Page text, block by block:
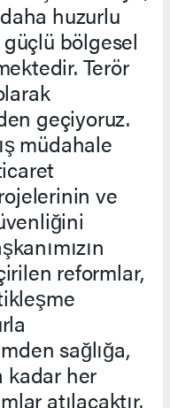
huzurlu
bölgesel
Terör
geçiyoruz.
müdahale
ve
reformlar,
sağlığa,
kadar her
atılacaktır.